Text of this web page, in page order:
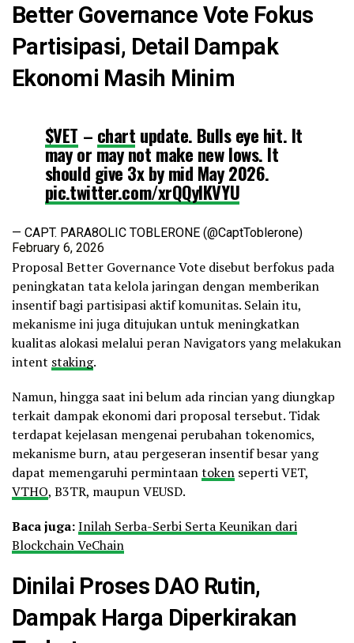
Better Governance Vote Fokus
Partisipasi, Detail Dampak
Ekonomi Masih Minim
$VET – chart update. Bulls eye hit. It
may or may not make new lows. It
should give 3x by mid May 2026.
pic.twitter.com/xrQQylKVYU
— CAPT. PARA8OLIC TOBLERONE (@CaptToblerone)
February 6, 2026
Proposal Better Governance Vote disebut berfokus pada
peningkatan tata kelola jaringan dengan memberikan
insentif bagi partisipasi aktif komunitas. Selain itu,
mekanisme ini juga ditujukan untuk meningkatkan
kualitas alokasi melalui peran Navigators yang melakukan
intent staking.
Namun, hingga saat ini belum ada rincian yang diungkap
terkait dampak ekonomi dari proposal tersebut. Tidak
terdapat kejelasan mengenai perubahan tokenomics,
mekanisme burn, atau pergeseran insentif besar yang
dapat memengaruhi permintaantoken seperti VET,
VTHO, B3TR, maupun VEUSD.
Baca juga:Inilah Serba-Serbi Serta Keunikan dari
Blockchain VeChain
Dinilai Proses DAO Rutin,
Dampak Harga Diperkirakan